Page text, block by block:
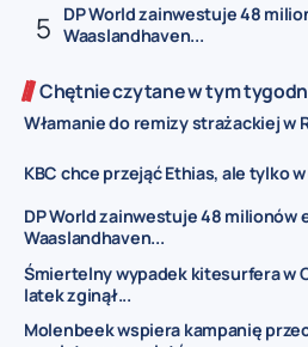
DP World zainwestuje 48
Waaslandhaven...
Chętnie czytane w tym
Włamanie do remizy strażackiej w
KBC chce przejąć Ethias, ale tylko w
DP World zainwestuje 48 milionów
Waaslandhaven...
Śmiertelny wypadek kitesurfera w
latek zginął...
Molenbeek wspiera kampanię